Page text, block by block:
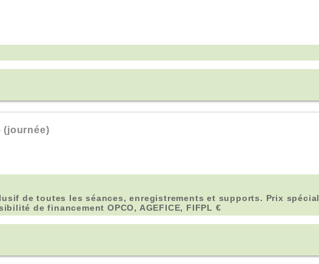
(journée)
de toutes les séances, enregistrements et supports. Prix
de financement OPCO, AGEFICE, FIFPL €